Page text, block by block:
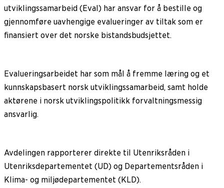
utviklingssamarbeid (Eval) har ansvar for å bestille og
gjennomføre uavhengige evalueringer av tiltak som er
finansiert over det norske bistandsbudsjettet.
Evalueringsarbeidet har som mål å fremme læring og et
kunnskapsbasert norsk utviklingssamarbeid, samt holde
aktørene i norsk utviklingspolitikk forvaltningsmessig
ansvarlig.
Avdelingen rapporterer direkte til Utenriksråden i
Utenriksdepartementet (UD) og Departementsråden i
Klima- og miljødepartementet (KLD).